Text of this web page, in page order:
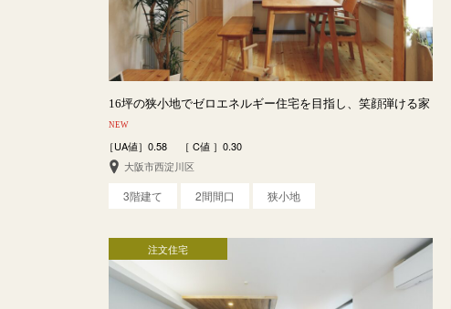
16坪の狭小地でゼロエネルギー住宅を目指し、笑顔弾ける家
NEW
［UA値］0.58 ［ C値 ］0.30
大阪市西淀川区
3階建て 2間間口 狭小地
注文住宅